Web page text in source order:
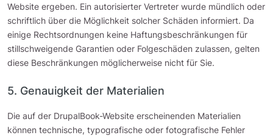
Website ergeben. Ein autorisierter Vertreter wurde mündlich oder
schriftlich über die Möglichkeit solcher Schäden informiert. Da
einige Rechtsordnungen keine Haftungsbeschränkungen für
stillschweigende Garantien oder Folgeschäden zulassen, gelten
diese Beschränkungen möglicherweise nicht für Sie.
5. Genauigkeit der Materialien
Die auf der DrupalBook-Website erscheinenden Materialien
können technische, typografische oder fotografische Fehler